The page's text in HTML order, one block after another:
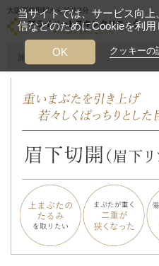
大阪西梅田駅から徒歩2分
今月のお
当クリニック月替
プライベートス
選ば
診療メニュー 目元・
当サイトでは、サービス向
信などのためにCookieを利用
クッキーの
OK